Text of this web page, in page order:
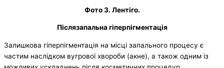
Фото 3. Лентіго.
Післязапальна гіперпігментація
Залишкова гіперпігментація на місці запального процесу є
частим наслідком вугрової хвороби (акне), а також одним із